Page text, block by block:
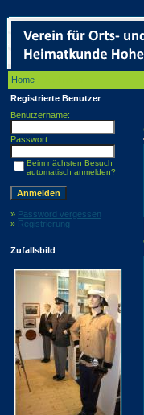
Home
Registrierte Benutzer
Benutzername:
Passwort:
Beim nächsten Besuch
automatisch anmelden?
» Password vergessen
» Registrierung
Zufallsbild